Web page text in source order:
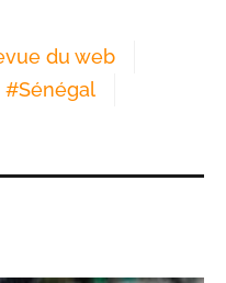
du web
#Sénégal